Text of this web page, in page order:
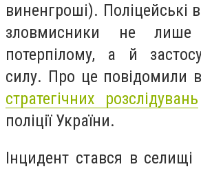
виненгроші). Поліцейські
зловмисники не лише
потерпілому, а й
силу. Про це повідомили в
стратегічних розслідувань
поліції України.
Інцидент стався в